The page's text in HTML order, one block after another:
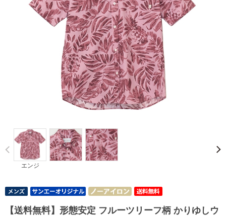
エンジ
Prev
【送料無料】形態安定 フルーツリーフ柄 かりゆしウ